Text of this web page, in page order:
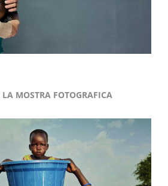
MOSTRA FOTOGRAFICA